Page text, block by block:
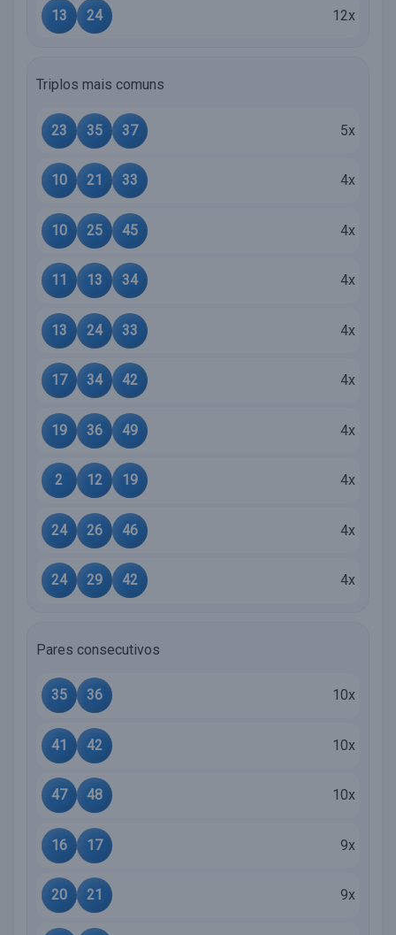
13 24 12x
Triplos mais comuns
23 35 37 5x
10 21 33 4x
10 25 45 4x
11 13 34 4x
13 24 33 4x
17 34 42 4x
19 36 49 4x
2 12 19 4x
24 26 46 4x
24 29 42 4x
Pares consecutivos
35 36 10x
41 42 10x
47 48 10x
16 17 9x
20 21 9x